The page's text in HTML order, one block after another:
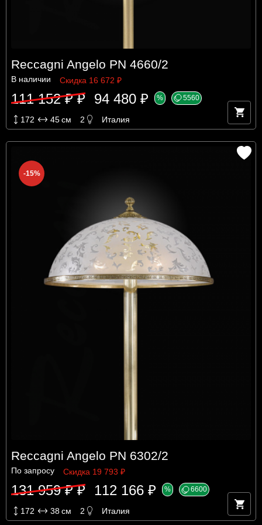
Reccagni Angelo PN 4660/2
В наличии Скидка 16 672 ₽
111 152 ₽ ₽ 94 480 ₽ % 5560
172 45см 2 Италия
-15%
Reccagni Angelo PN 6302/2
По запросу Скидка 19 793 ₽
131 959 ₽ ₽ 112 166 ₽ % 6600
172 38см 2 Италия